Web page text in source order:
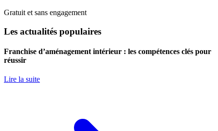
Gratuit et sans engagement
Les actualités populaires
Franchise d’aménagement intérieur : les compétences clés pour
réussir
Lire la suite